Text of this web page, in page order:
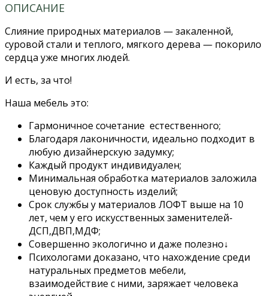
ОПИСАНИЕ
Слияние природных материалов — закаленной,
суровой стали и теплого, мягкого дерева — покорило
сердца уже многих людей.
И есть, за что!
Наша мебель это:
Гармоничное сочетание естественного;
Благодаря лаконичности, идеально подходит в
любую дизайнерскую задумку;
Каждый продукт индивидуален;
Минимальная обработка материалов заложила
ценовую доступность изделий;
Срок службы у материалов ЛОФТ выше на 10
лет, чем у его искусственных заменителей-
ДСП,ДВП,МДФ;
Совершенно экологично и даже полезно↓
Психологами доказано, что нахождение среди
натуральных предметов мебели,
взаимодействие с ними, заряжает человека